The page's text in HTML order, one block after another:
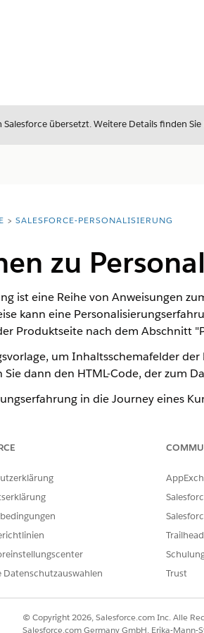
übersetzt. Weitere Details finden Sie
SALESFORCE-PERSONALISIERUNG
zu
ist eine Reihe von Anweisungen
kann eine
Produktseite nach dem Abschnitt
um Inhaltsschemafelder
dann den HTML-Code, der zum
in die Journey eines
aktiviert und stellt ein gezieltes Banner
Data 360-Profils des Kunden ausgefüllt
Personalisierungserfahrungen
Mit WPM können Sie direkt auf Ihrer
in einer kontrollierten Umgebung
ein strukturelles Layout dafür, wie
Datenschutzauswahlen
Trailhead
Trust
© Copyright 2026, Salesforce.com Inc. Alle
Salesforce.com Germany GmbH, Erika-Mann-